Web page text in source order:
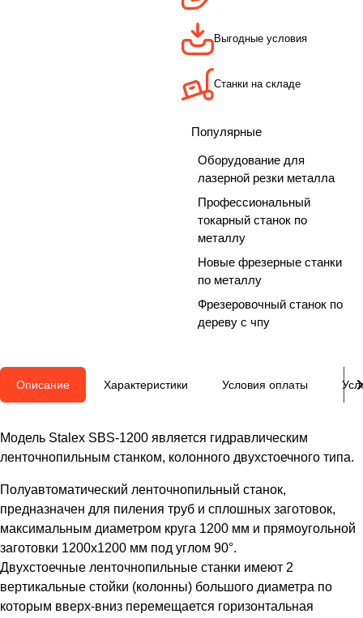
Выгодные условия
Станки на складе
Популярные
Оборудование для
лазерной резки металла
Профессиональный
токарный станок по
металлу
Новые фрезерные станки
по металлу
Фрезеровочный станок по
дереву с чпу
Описание Характеристики Условия оплаты
Модель Stalex SBS-1200 является гидравлическим
ленточнопильным станком, колонного двухстоечного типа.
Полуавтоматический ленточнопильный станок,
предназначен для пиления труб и сплошных заготовок,
максимальным диаметром круга 1200 мм и прямоугольной
заготовки 1200x1200 мм под углом 90°.
Двухстоечные ленточнопильные станки имеют 2
вертикальные стойки (колонны) большого диаметра по
которым вверх-вниз перемещается горизонтальная